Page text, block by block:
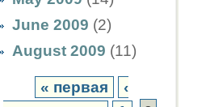
June 2009 (2)
August 2009 (11)
« первая
‹